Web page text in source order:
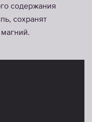
содержания
сохранят